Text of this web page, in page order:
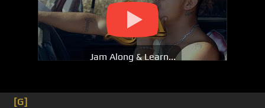
Jam Along & Learn...
[G]